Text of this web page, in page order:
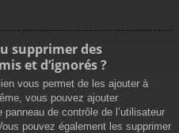
supprimer des
et d’ignorés ?
vous permet de les ajouter à
vous pouvez ajouter
de contrôle de l’utilisateur
pouvez également les supprimer